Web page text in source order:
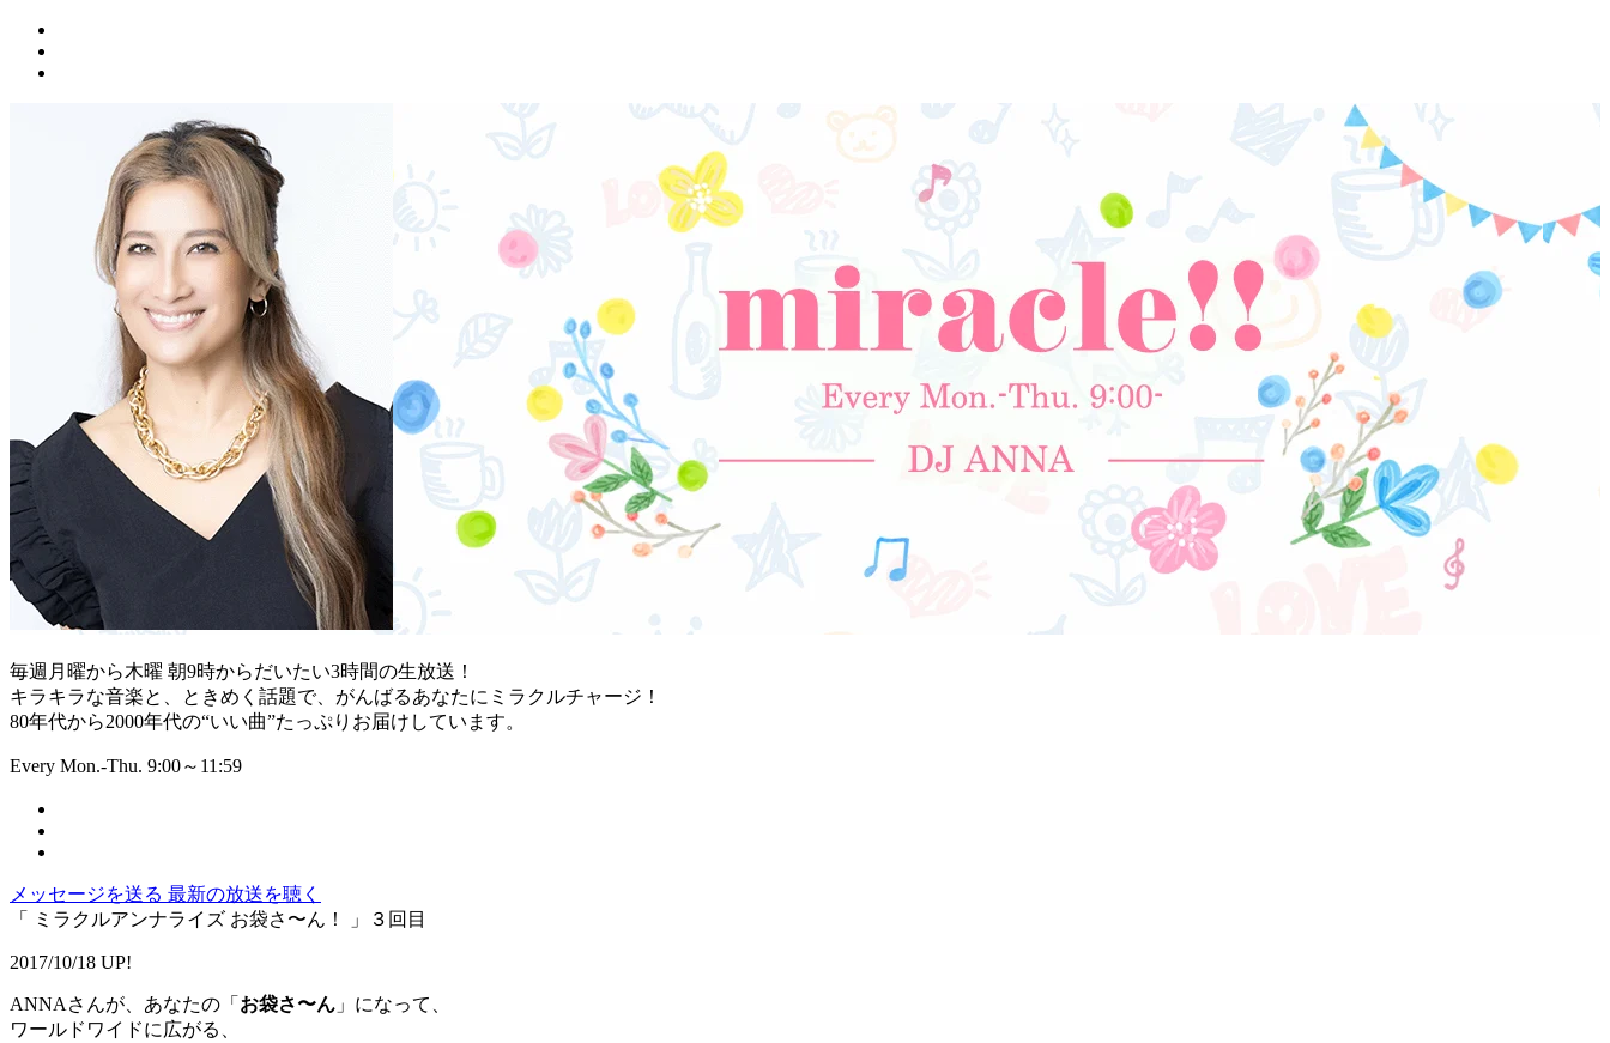
毎週月曜から木曜 朝9時からだいたい3時間の生放送！
キラキラな音楽と、ときめく話題で、がんばるあなたにミラクルチャージ！
80年代から2000年代の“いい曲”たっぷりお届けしています。
Every Mon.-Thu. 9:00～11:59
メッセージを送る 最新の放送を聴く
「 ミラクルアンナライズ お袋さ〜ん！ 」３回目
2017/10/18 UP!
ANNAさんが、あなたの「 お袋さ〜ん 」になって、
ワールドワイドに広がる、